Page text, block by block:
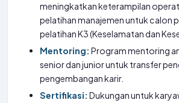
meningkatkan keterampilan
pelatihan manajemen untuk calon
pelatihan K3 (Keselamatan dan
Mentoring: Program mentoring
senior dan junior untuk transfer
pengembangan karir.
Sertifikasi: Dukungan untuk